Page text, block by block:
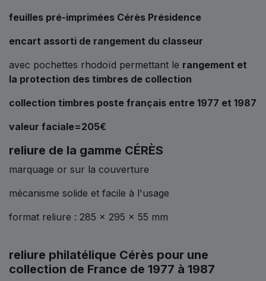
feuilles pré-imprimées Cérès Présidence
encart assorti de rangement du classeur
avec pochettes rhodoïd permettant le rangement et
la protection des timbres de collection
collection timbres poste français entre 1977 et 1987
valeur faciale=205€
reliure de la gamme CÉRÈS
marquage or sur la couverture
mécanisme solide et facile à l'usage
format reliure : 285 x 295 x 55 mm
reliure philatélique Cérès pour une
collection de France de 1977 à 1987